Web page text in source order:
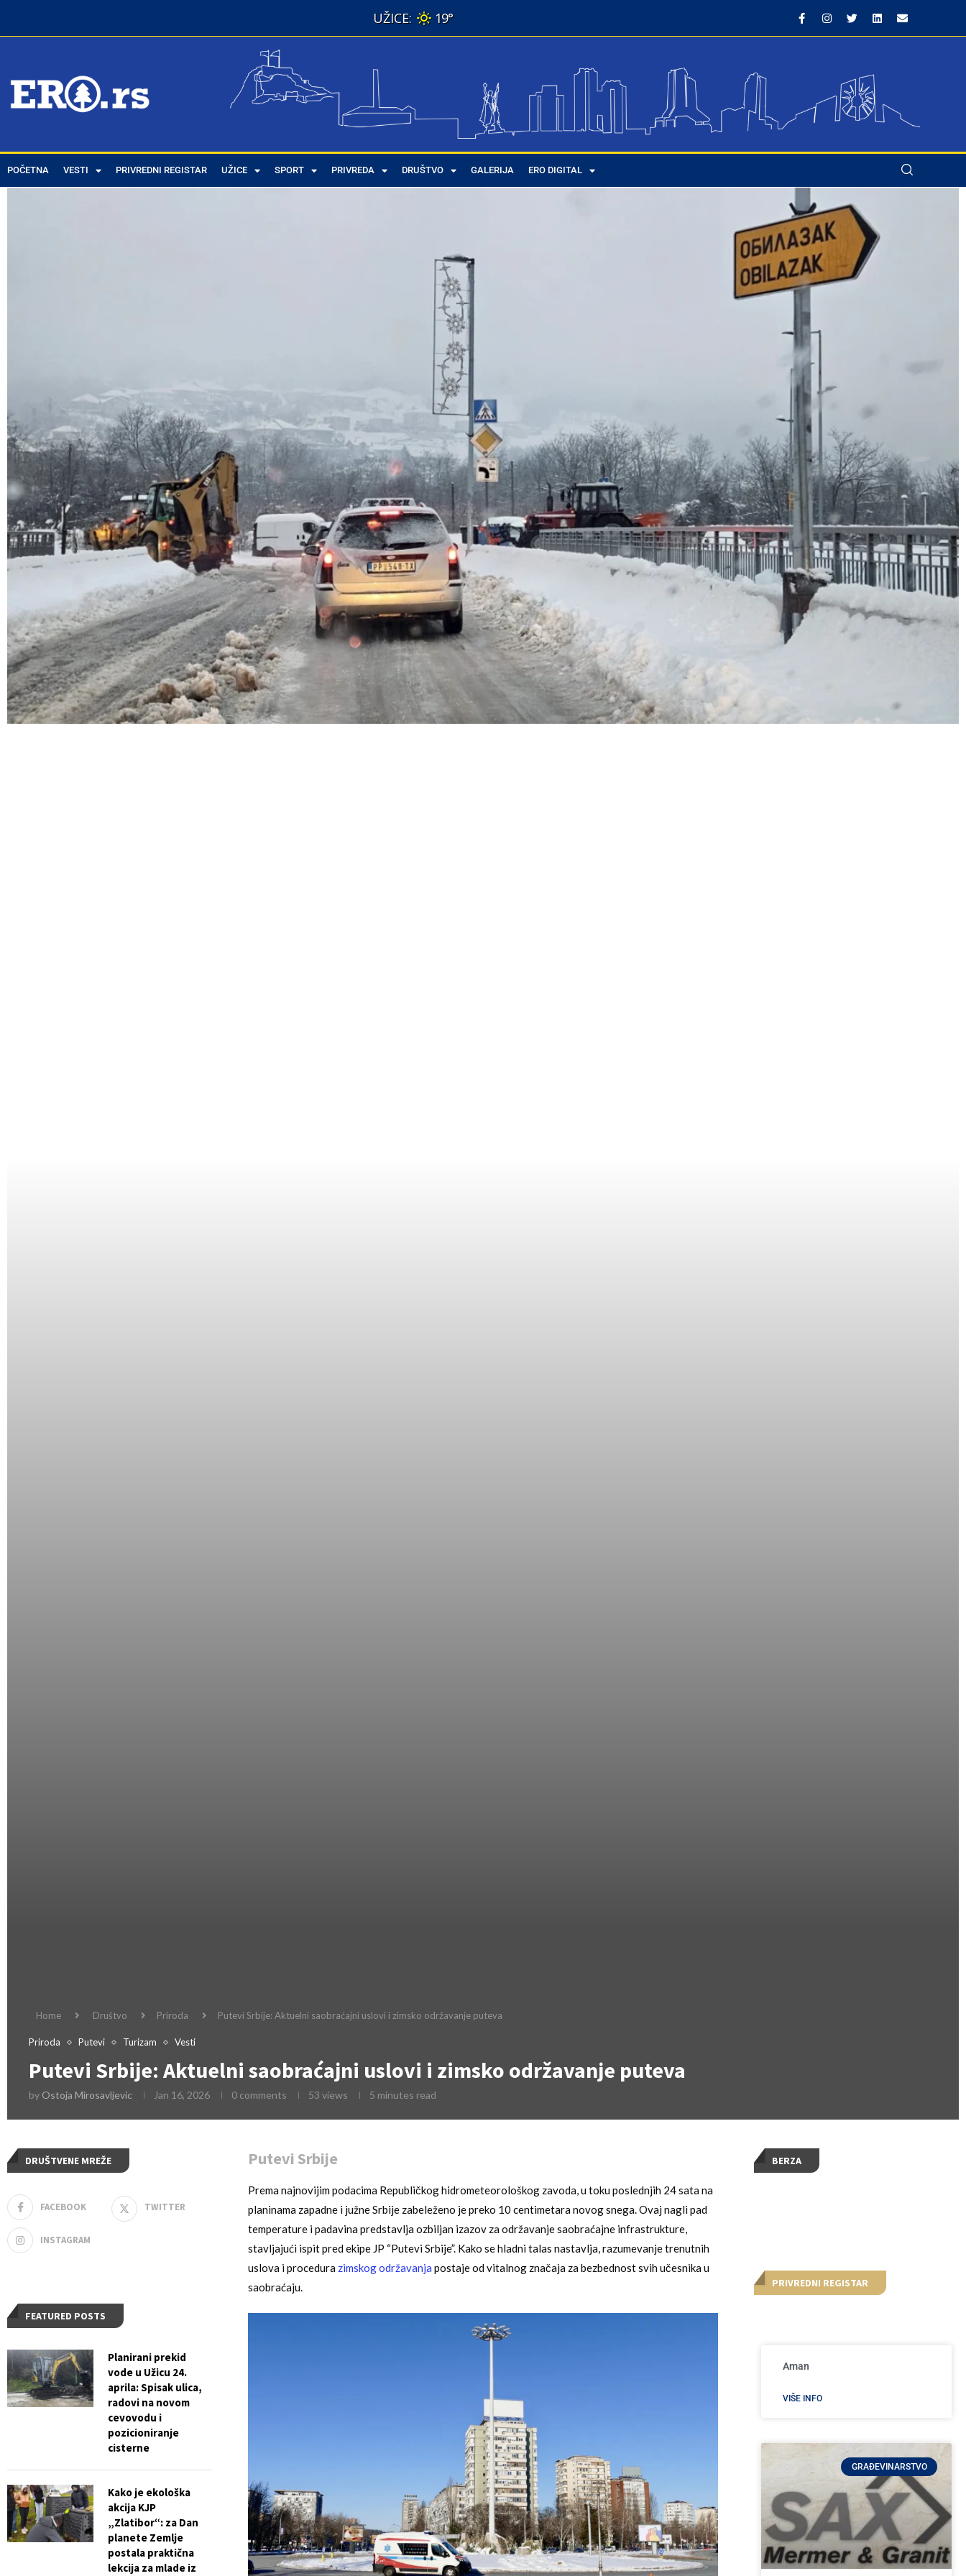
19°
POČETNA VESTI PRIVREDNI REGISTAR UŽICE SPORT PRIVREDA DRUŠTVO GALERIJA ERO DIGITAL
Home Društvo Priroda Putevi Srbije: Aktuelni saobraćajni uslovi i zimsko održavanje puteva
Priroda Putevi Turizam Vesti
Putevi Srbije: Aktuelni saobraćajni uslovi i zimsko održavanje puteva
by Ostoja Mirosavljevic Jan 16, 2026 0 comments 53 views 5 minutes read
Putevi Srbije
Prema najnovijim podacima Republičkog hidrometeorološkog zavoda, u toku poslednjih 24 sata na
planinama zapadne i južne Srbije zabeleženo je preko 10 centimetara novog snega. Ovaj nagli pad
temperature i padavina predstavlja ozbiljan izazov za održavanje saobraćajne infrastrukture,
stavljajući ispit pred ekipe JP “Putevi Srbije”. Kako se hladni talas nastavlja, razumevanje trenutnih
uslova i procedura zimskog održavanja postaje od vitalnog značaja za bezbednost svih učesnika u
saobraćaju.
BERZA
PRIVREDNI REGISTAR
Aman
VIŠE INFO
GRAĐEVINARSTVO
DRUŠTVENE MREŽE
FACEBOOK TWITTER
INSTAGRAM
FEATURED POSTS
Planirani prekid
vode u Užicu 24.
aprila: Spisak ulica,
radovi na novom
cevovodu i
pozicioniranje
cisterne
Kako je ekološka
akcija KJP
„Zlatibor“: za Dan
planete Zemlje
postala praktična
lekcija za mlade iz